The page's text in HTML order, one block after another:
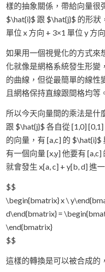
樣的抽象關係，帶給向量很
$\hat{i}$ 跟 $\hat{j}$ 的形狀
單位 x 方向 + 3×1 單位 y 方
如果用一個視覺化的方式來
化就像是網格系統發生形變
的曲線，但從最簡單的線性
且網格保持直線跟間格均等
所以今天向量間的乘法是什
跟 $\hat{j}$ 各自從 [1,0]
的向量，有 [a,c] 的
有一個向量 [x,y] 他要有
就會發生 x[a, c] + y[b, d] 進
$$
\begin{bmatrix} x \
d\end{bmatrix} =
\end{bmatrix}
$$
這樣的轉換是可以被合成的